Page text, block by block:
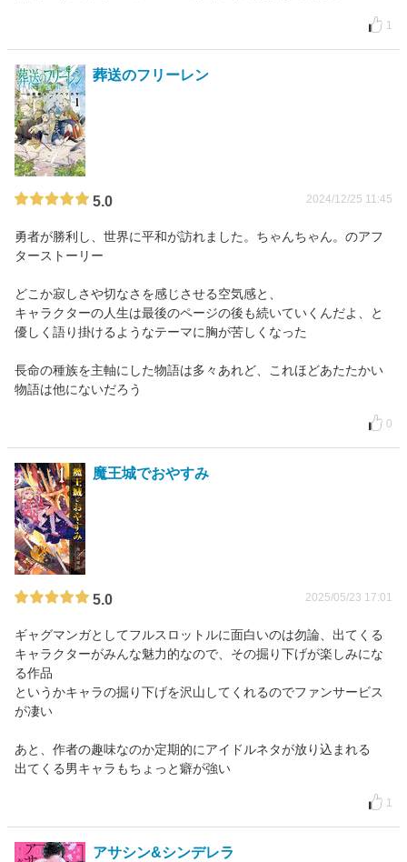
1
葬送のフリーレン
5.0 2024/12/25 11:45
勇者が勝利し、世界に平和が訪れました。ちゃんちゃん。のアフ
ターストーリー
どこか寂しさや切なさを感じさせる空気感と、
キャラクターの人生は最後のページの後も続いていくんだよ、と
優しく語り掛けるようなテーマに胸が苦しくなった
長命の種族を主軸にした物語は多々あれど、これほどあたたかい
物語は他にないだろう
0
魔王城でおやすみ
5.0 2025/05/23 17:01
ギャグマンガとしてフルスロットルに面白いのは勿論、出てくる
キャラクターがみんな魅力的なので、その掘り下げが楽しみにな
る作品
というかキャラの掘り下げを沢山してくれるのでファンサービス
が凄い
あと、作者の趣味なのか定期的にアイドルネタが放り込まれる
出てくる男キャラもちょっと癖が強い
1
アサシン&シンデレラ